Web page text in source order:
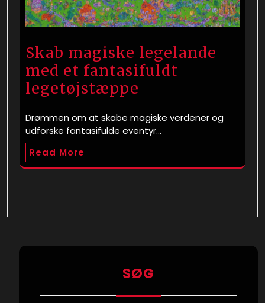
Skab magiske legelande
med et fantasifuldt
legetøjstæppe
Drømmen om at skabe magiske verdener og
udforske fantasifulde eventyr…
Read More
SØG